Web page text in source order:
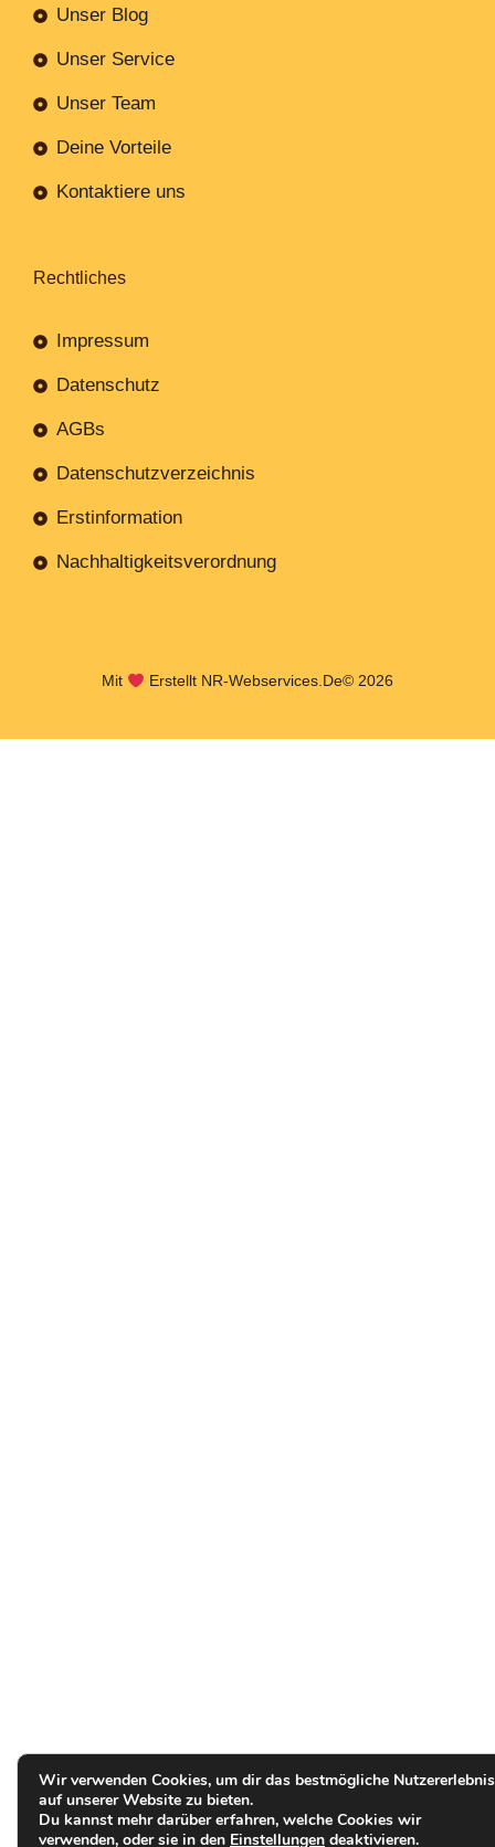
Unser Blog
Unser Service
Unser Team
Deine Vorteile
Kontaktiere uns
Rechtliches
Impressum
Datenschutz
AGBs
Datenschutzverzeichnis
Erstinformation
Nachhaltigkeitsverordnung
Mit Erstellt NR-Webservices.de© 2026
Wir verwenden Cookies, um dir das bestmögliche Nutzererlebnis
auf unserer Website zu bieten.
Du kannst mehr darüber erfahren, welche Cookies wir
verwenden, oder sie in den Einstellungen deaktivieren.